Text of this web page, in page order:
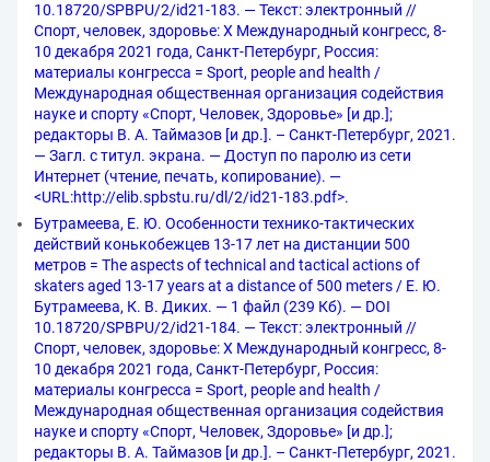
10.18720/SPBPU/2/id21-183. — Текст: электронный //
Спорт, человек, здоровье: X Международный конгресс, 8-
10 декабря 2021 года, Санкт-Петербург, Россия:
материалы конгресса = Sport, people and health /
Международная общественная организация содействия
науке и спорту «Спорт, Человек, Здоровье» [и др.];
редакторы В. А. Таймазов [и др.]. – Санкт-Петербург, 2021.
— Загл. с титул. экрана. — Доступ по паролю из сети
Интернет (чтение, печать, копирование). —
<URL:http://elib.spbstu.ru/dl/2/id21-183.pdf>.
Бутрамеева, Е. Ю. Особенности технико-тактических
действий конькобежцев 13-17 лет на дистанции 500
метров = The aspects of technical and tactical actions of
skaters aged 13-17 years at a distance of 500 meters / Е. Ю.
Бутрамеева, К. В. Диких. — 1 файл (239 Кб). — DOI
10.18720/SPBPU/2/id21-184. — Текст: электронный //
Спорт, человек, здоровье: X Международный конгресс, 8-
10 декабря 2021 года, Санкт-Петербург, Россия:
материалы конгресса = Sport, people and health /
Международная общественная организация содействия
науке и спорту «Спорт, Человек, Здоровье» [и др.];
редакторы В. А. Таймазов [и др.]. – Санкт-Петербург, 2021.